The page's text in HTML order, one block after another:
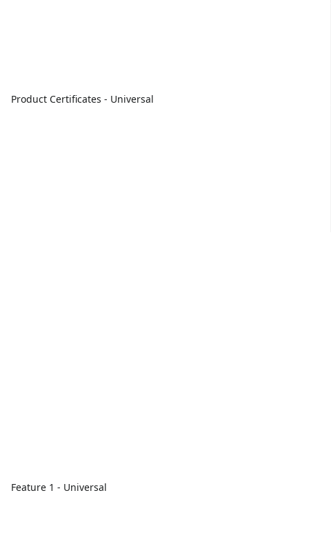
Product Certificates - Universal
Feature 1 - Universal